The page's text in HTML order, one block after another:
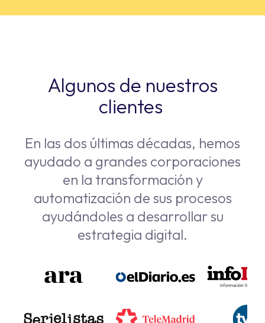
Algunos de nuestros
clientes
En las dos últimas décadas, hemos
ayudado a grandes corporaciones
en la transformación y
automatización de sus procesos
ayudándoles a desarrollar su
estrategia digital.